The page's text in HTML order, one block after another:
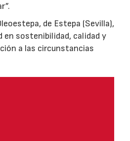
de Estepa (Sevilla),
en sostenibilidad, calidad y
a las circunstancias